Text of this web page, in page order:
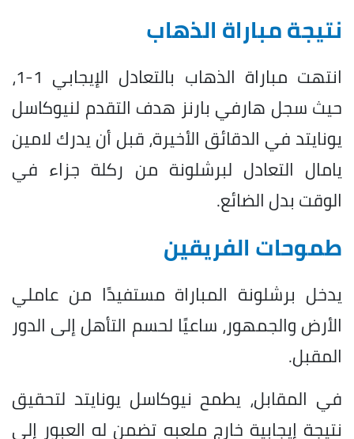
نتيجة مباراة الذهاب
انتهت مباراة الذهاب بالتعادل الإيجابي 1-1،
حيث سجل هارفي بارنز هدف التقدم لنيوكاسل
يونايتد في الدقائق الأخيرة، قبل أن يدرك لامين
يامال التعادل لبرشلونة من ركلة جزاء في
الوقت بدل الضائع.
طموحات الفريقين
يدخل برشلونة المباراة مستفيدًا من عاملي
الأرض والجمهور، ساعيًا لحسم التأهل إلى الدور
المقبل.
في المقابل، يطمح نيوكاسل يونايتد لتحقيق
نتيجة إيجابية خارج ملعبه تضمن له العبور إلى